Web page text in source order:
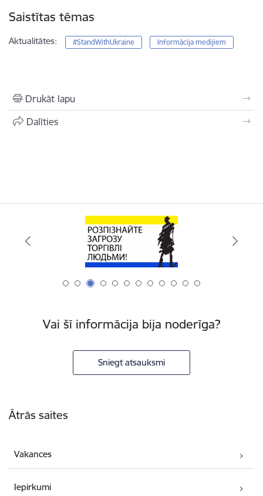
Saistītas tēmas
Aktualitātes: #StandWithUkraine Informācija medijiem
Drukāt lapu
Dalīties
Vai šī informācija bija noderīga?
Sniegt atsauksmi
Ātrās saites
Vakances
Iepirkumi